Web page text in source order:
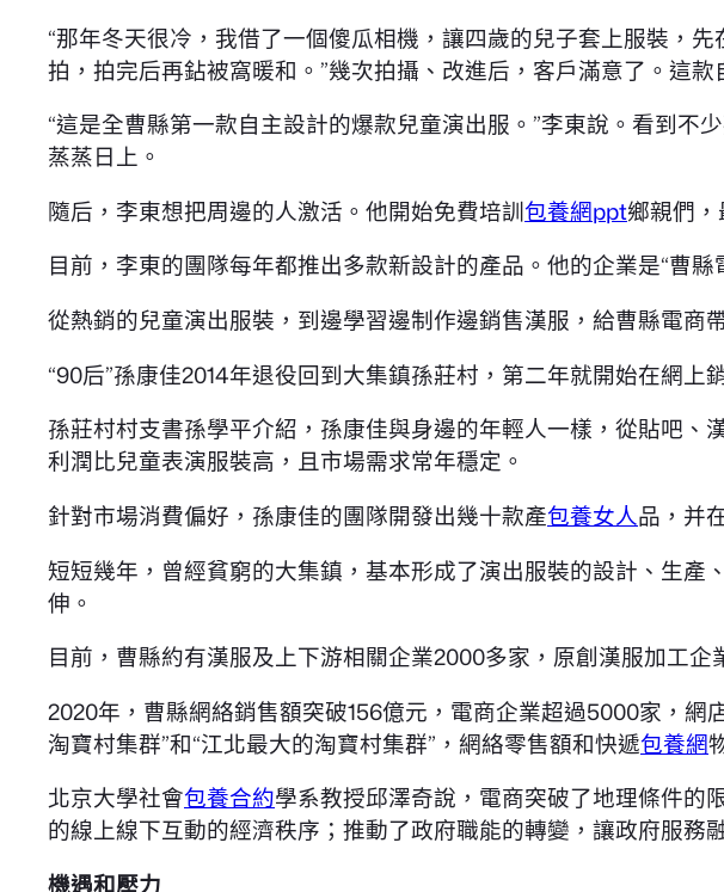
“那年冬天很冷，我借了一個傻瓜相機，讓四歲的兒子套上服裝，
拍，拍完后再鉆被窩暖和。”幾次拍攝、改進后，客戶滿意了。這
“這是全曹縣第一款自主設計的爆款兒童演出服。”李東說。看到
蒸蒸日上。
隨后，李東想把周邊的人激活。他開始免費培訓包養網ppt鄉親們
目前，李東的團隊每年都推出多款新設計的產品。他的企業是“曹縣
從熱銷的兒童演出服裝，到邊學習邊制作邊銷售漢服，給曹縣電商
“90后”孫康佳2014年退役回到大集鎮孫莊村，第二年就開始在網
孫莊村村支書孫學平介紹，孫康佳與身邊的年輕人一樣，從貼吧
利潤比兒童表演服裝高，且市場需求常年穩定。
針對市場消費偏好，孫康佳的團隊開發出幾十款產包養女人品，并
短短幾年，曾經貧窮的大集鎮，基本形成了演出服裝的設計、生
伸。
目前，曹縣約有漢服及上下游相關企業2000多家，原創漢服加工
2020年，曹縣網絡銷售額突破156億元，電商企業超過5000家，
淘寶村集群”和“江北最大的淘寶村集群”，網絡零售額和快遞包養網
北京大學社會包養合約學系教授邱澤奇說，電商突破了地理條件的
的線上線下互動的經濟秩序；推動了政府職能的轉變，讓政府服
機遇和壓力